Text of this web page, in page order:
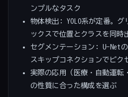
ンプルなタスク
物体検出: YOLO系が定番。
ックスで位置とクラスを同時
セグメンテーション: U-Net
スキップコネクションでピク
実際の応用（医療・自動運転
の性質に合った構成を選ぶ